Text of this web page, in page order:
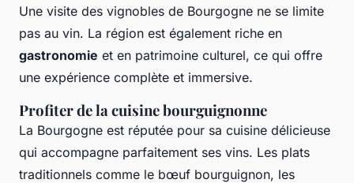
Une visite des vignobles de Bourgogne ne se limite
pas au vin. La région est également riche en
gastronomie et en patrimoine culturel, ce qui offre
une expérience complète et immersive.
Profiter de la cuisine bourguignonne
La Bourgogne est réputée pour sa cuisine délicieuse
qui accompagne parfaitement ses vins. Les plats
traditionnels comme le bœuf bourguignon, les